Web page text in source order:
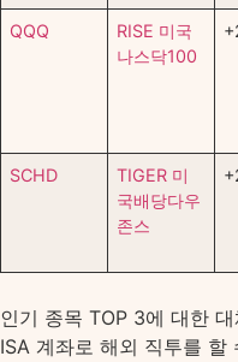
QQQ
RISE 미국
나스닥100
SCHD
TIGER 미
국배당다우
존스
인기 종목 TOP 3에 대한
ISA 계좌로 해외 직투를 할